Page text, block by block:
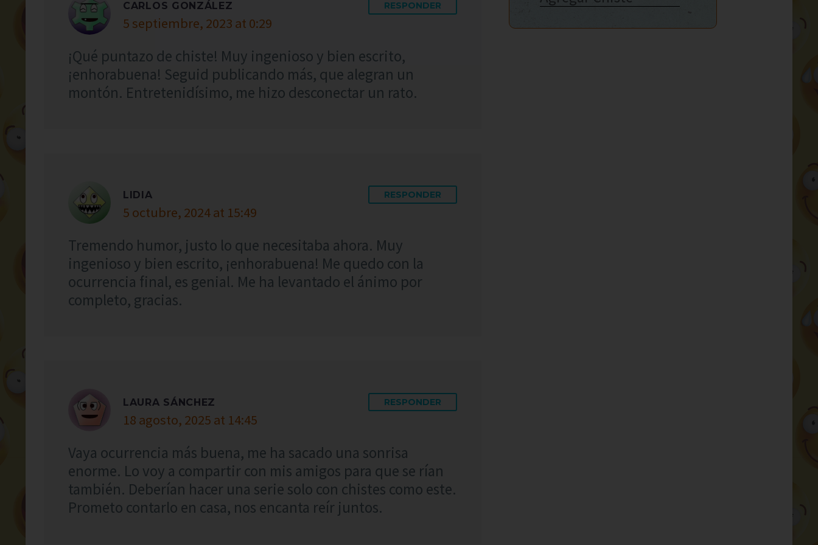
CARLOS GONZÁLEZ
5 septiembre, 2023 at 0:29
RESPONDER
¡Qué puntazo de chiste! Muy ingenioso y bien escrito,
¡enhorabuena! Seguid publicando más, que alegran un
montón. Entretenidísimo, me hizo desconectar un rato.
LIDIA
5 octubre, 2024 at 15:49
RESPONDER
Tremendo humor, justo lo que necesitaba ahora. Muy
ingenioso y bien escrito, ¡enhorabuena! Me quedo con la
ocurrencia final, es genial. Me ha levantado el ánimo por
completo, gracias.
LAURA SÁNCHEZ
18 agosto, 2025 at 14:45
RESPONDER
Vaya ocurrencia más buena, me ha sacado una sonrisa
enorme. Lo voy a compartir con mis amigos para que se rían
también. Deberían hacer una serie solo con chistes como este.
Prometo contarlo en casa, nos encanta reír juntos.